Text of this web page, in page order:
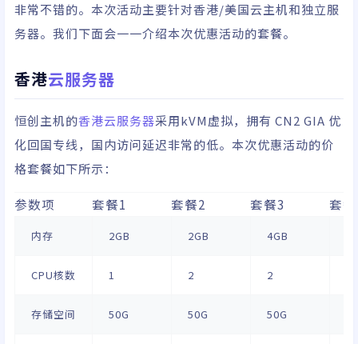
非常不错的。本次活动主要针对香港/美国云主机和独立服
务器。我们下面会一一介绍本次优惠活动的套餐。
香港云服务器
恒创主机的香港云服务器采用kVM虚拟，拥有 CN2 GIA 优
化回国专线，国内访问延迟非常的低。本次优惠活动的价
格套餐如下所示：
参数项 套餐1 套餐2 套餐3 套
内存 2GB 2GB 4GB
CPU核数 1 2 2
存储空间 50G 50G 50G